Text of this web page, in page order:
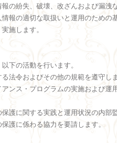
の紛失、破壊、改ざんおよび漏洩
報の適切な取扱いと運用のための
施します。
下の活動を行います。
法令およびその他の規範を遵守しま
ンス・プログラムの実施および運
護に関する実践と運用状況の内部
護に係わる協力を要請します。